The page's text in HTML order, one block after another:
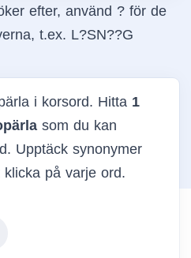
efter, använd ? för de
t.ex. L?SN??G
i korsord. Hitta 1
som du kan
Upptäck synonymer
på varje ord.